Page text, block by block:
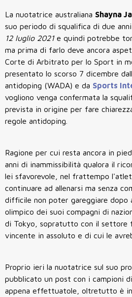
La nuotatrice australiana Shayna
suo periodo di squalifica di due
12 luglio 2021 e quindi potrebbe
ma prima di farlo deve ancora
Corte di Arbitrato per lo Sport in
presentato lo scorso 7 dicembre
antidoping (WADA) e da Sports
vogliono venga confermata la
prevista in origine per fare
regole antidoping.
Ragione per cui resta ancora in
anni di inammissibilità qualora il
lei sfavorevole, nel frattempo
continuare ad allenarsi ma senza
difficile non poter gareggiare
olimpico dei suoi compagni di
di Tokyo, sopratutto con il settore
vincente in assoluto e di cui le
Proprio ieri la nuotatrice sul suo
pubblicato un post con i campioni
appena effettuatole, oltretutto è in